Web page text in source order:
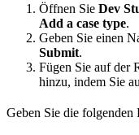
Öffnen Sie Dev
Add a case type.
Geben Sie einen
Submit.
Fügen Sie auf der
hinzu, indem Sie
Geben Sie die folgenden